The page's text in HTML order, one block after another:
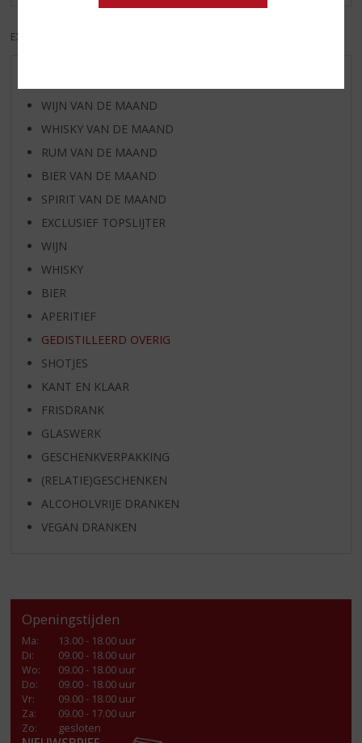
EXCL. BTW
WIJN VAN DE MAAND
WHISKY VAN DE MAAND
RUM VAN DE MAAND
BIER VAN DE MAAND
SPIRIT VAN DE MAAND
EXCLUSIEF TOPSLIJTER
WIJN
WHISKY
BIER
APERITIEF
GEDISTILLEERD OVERIG
SHOTJES
KANT EN KLAAR
FRISDRANK
GLASWERK
GESCHENKVERPAKKING
(RELATIE)GESCHENKEN
ALCOHOLVRIJE DRANKEN
VEGAN DRANKEN
Openingstijden
Ma:
13.00 - 18.00 uur
Di:
09.00 - 18.00 uur
Wo:
09.00 - 18.00 uur
Do:
09.00 - 18.00 uur
Vr:
09.00 - 18.00 uur
Za:
09.00 - 17.00 uur
Zo:
gesloten